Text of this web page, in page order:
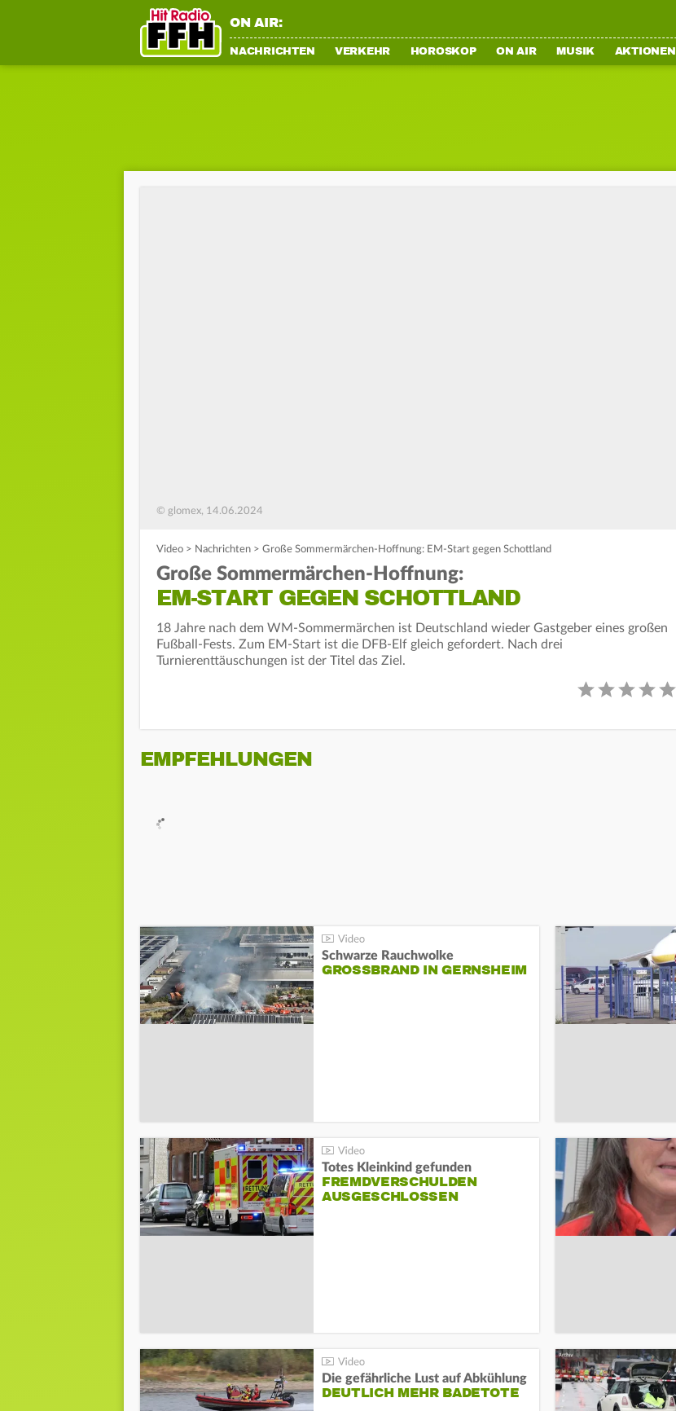
ON AIR:
NACHRICHTEN VERKEHR HOROSKOP ON AIR MUSIK AKTIONEN
© glomex, 14.06.2024
Video > Nachrichten > Große Sommermärchen-Hoffnung: EM-Start gegen Schottland
Große Sommermärchen-Hoffnung:
EM-START GEGEN SCHOTTLAND
18 Jahre nach dem WM-Sommermärchen ist Deutschland wieder Gastgeber eines großen
Fußball-Fests. Zum EM-Start ist die DFB-Elf gleich gefordert. Nach drei
Turnierenttäuschungen ist der Titel das Ziel.
EMPFEHLUNGEN
Schwarze Rauchwolke
GROSSBRAND IN GERNSHEIM
Totes Kleinkind gefunden
FREMDVERSCHULDEN
AUSGESCHLOSSEN
Die gefährliche Lust auf Abkühlung
DEUTLICH MEHR BADETOTE